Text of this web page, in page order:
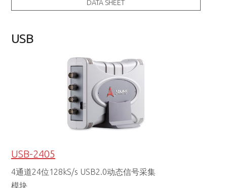
DATA SHEET
USB
USB-2405
4通道24位128kS/s USB2.0动态信号采集
模块